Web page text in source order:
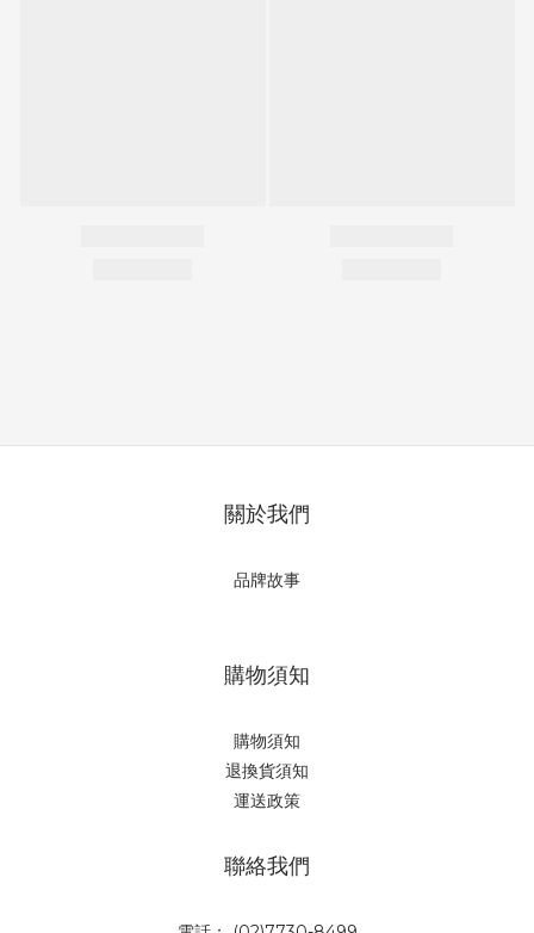
關於我們
品牌故事
購物須知
購物須知
退換貨須知
運送政策
聯絡我們